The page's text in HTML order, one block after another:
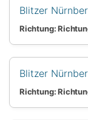
Blitzer
Richtung:
Blitzer
Richtung: